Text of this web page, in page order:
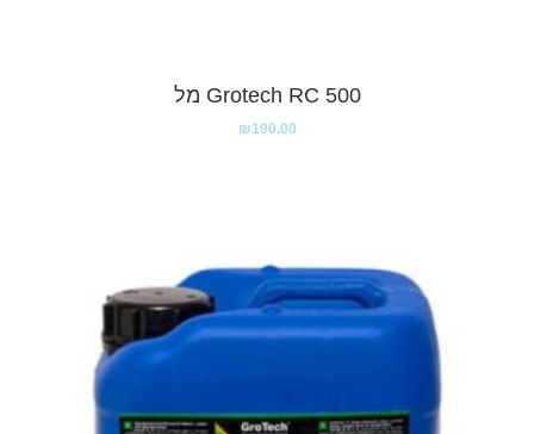
Grotech RC 500 מל
₪190.00